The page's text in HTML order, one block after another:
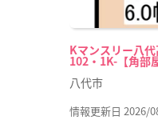
Kマンスリー八代
102・1K-【角部
八代市
情報更新日 2026/